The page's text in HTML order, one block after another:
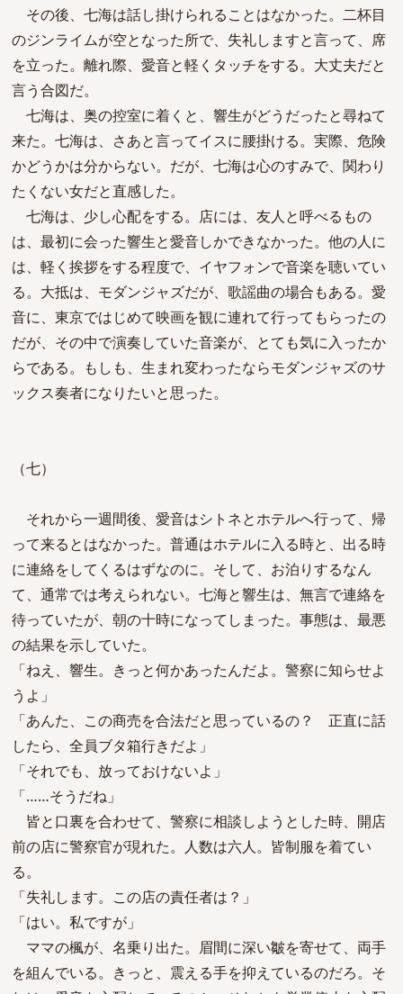
その後、七海は話し掛けられることはなかった。二杯目
のジンライムが空となった所で、失礼しますと言って、席
を立った。離れ際、愛音と軽くタッチをする。大丈夫だと
言う合図だ。
七海は、奥の控室に着くと、響生がどうだったと尋ねて
来た。七海は、さあと言ってイスに腰掛ける。実際、危険
かどうかは分からない。だが、七海は心のすみで、関わり
たくない女だと直感した。
七海は、少し心配をする。店には、友人と呼べるもの
は、最初に会った響生と愛音しかできなかった。他の人に
は、軽く挨拶をする程度で、イヤフォンで音楽を聴いてい
る。大抵は、モダンジャズだが、歌謡曲の場合もある。愛
音に、東京ではじめて映画を観に連れて行ってもらったの
だが、その中で演奏していた音楽が、とても気に入ったか
らである。もしも、生まれ変わったならモダンジャズのサ
ックス奏者になりたいと思った。
（七）
それから一週間後、愛音はシトネとホテルへ行って、帰
って来るとはなかった。普通はホテルに入る時と、出る時
に連絡をしてくるはずなのに。そして、お泊りするなん
て、通常では考えられない。七海と響生は、無言で連絡を
待っていたが、朝の十時になってしまった。事態は、最悪
の結果を示していた。
「ねえ、響生。きっと何かあったんだよ。警察に知らせよ
うよ」
「あんた、この商売を合法だと思っているの？ 正直に話
したら、全員ブタ箱行きだよ」
「それでも、放っておけないよ」
「……そうだね」
皆と口裏を合わせて、警察に相談しようとした時、開店
前の店に警察官が現れた。人数は六人。皆制服を着てい
る。
「失礼します。この店の責任者は？」
「はい。私ですが」
ママの楓が、名乗り出た。眉間に深い皺を寄せて、両手
を組んでいる。きっと、震える手を抑えているのだろ。そ